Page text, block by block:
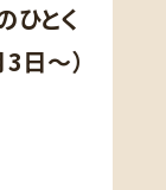
ひとく
日～）